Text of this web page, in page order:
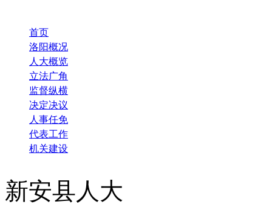
首页
洛阳概况
人大概览
立法广角
监督纵横
决定决议
人事任免
代表工作
机关建设
新安县人大